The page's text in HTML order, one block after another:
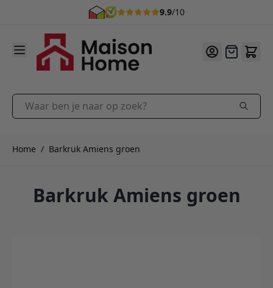
9.9/10
Ga naar de inhoud
Offerte
Waar ben je naar op zoek?
Home / Barkruk Amiens groen
Barkruk Amiens groen